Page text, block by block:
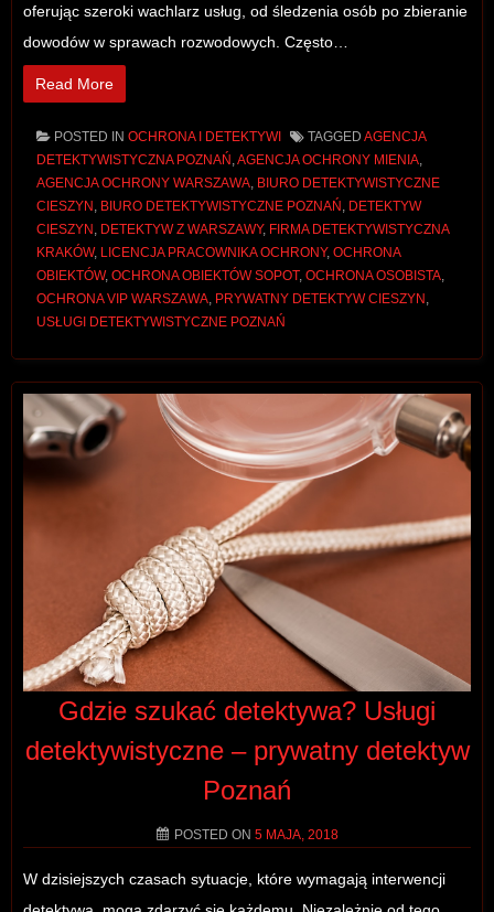
oferując szeroki wachlarz usług, od śledzenia osób po zbieranie
dowodów w sprawach rozwodowych. Często…
Read More
POSTED IN OCHRONA I DETEKTYWI TAGGED AGENCJA
DETEKTYWISTYCZNA POZNAŃ AGENCJA OCHRONY MIENIA
AGENCJA OCHRONY WARSZAWA BIURO DETEKTYWISTYCZNE
CIESZYN BIURO DETEKTYWISTYCZNE POZNAŃ DETEKTYW
CIESZYN DETEKTYW Z WARSZAWY, FIRMA DETEKTYWISTYCZNA
KRAKÓW, LICENCJA PRACOWNIKA OCHRONY, OCHRONA
OBIEKTÓW, OCHRONA OBIEKTÓW SOPOT, OCHRONA OSOBISTA
OCHRONA VIP WARSZAWA PRYWATNY DETEKTYW CIESZYN
USŁUGI DETEKTYWISTYCZNE POZNAŃ
Gdzie szukać detektywa? Usługi
detektywistyczne – prywatny detektyw
Poznań
POSTED ON 5 MAJA, 2018
W dzisiejszych czasach sytuacje, które wymagają interwencji